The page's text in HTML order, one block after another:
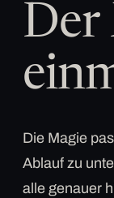
Der
Die Magie
Ablauf zu
alle genauer